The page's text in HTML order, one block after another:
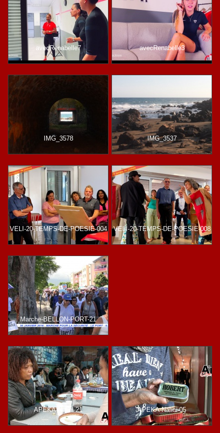
avecRenabelle7 avecRenabelle3
IMG_3578 IMG_3537
VELI-20-TEMPS-DE-POESIE-004 VELI-20-TEMPS-DE-POESIE-008
Marche-BELLON-PORT-21
APEKA-Nalini-21 APEKA-Nalini-05